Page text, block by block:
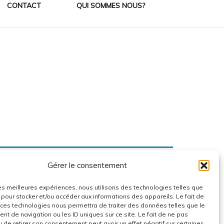
Gérer le consentement
meilleures expériences, nous utilisons des technologies telles que
stocker et/ou accéder aux informations des appareils. Le fait de
technologies nous permettra de traiter des données telles que le
de navigation ou les ID uniques sur ce site. Le fait de ne pas
CONTACT QUI SOMMES NOUS?